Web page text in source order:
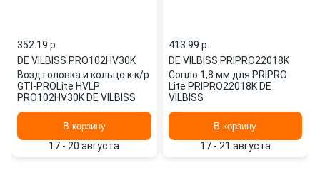
352.19 p.
DE VILBISS·PRO102HV30K
Возд.головка и кольцо к к/р
GTI-PROLite HVLP
PRO102HV30K DE VILBISS
В корзину
17 - 20 августа
413.99 p.
DE VILBISS·PRIPRO22018K
Сопло 1,8 мм для PRIPRO
Lite PRIPRO22018K DE
VILBISS
В корзину
17 - 21 августа